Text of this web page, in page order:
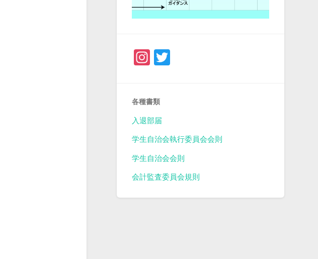
Instagram
各種書類
入退部届
学生自治会執行委員会会則
学生自治会会則
会計監査委員会規則